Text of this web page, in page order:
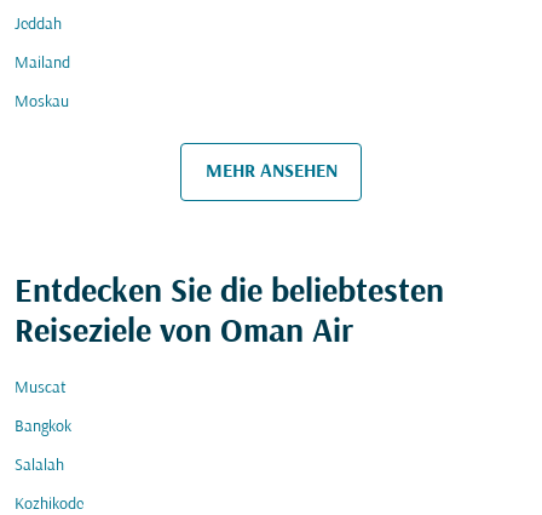
Jeddah
Mailand
Moskau
MEHR ANSEHEN
Entdecken Sie die beliebtesten
Reiseziele von Oman Air
Muscat
Bangkok
Salalah
Kozhikode